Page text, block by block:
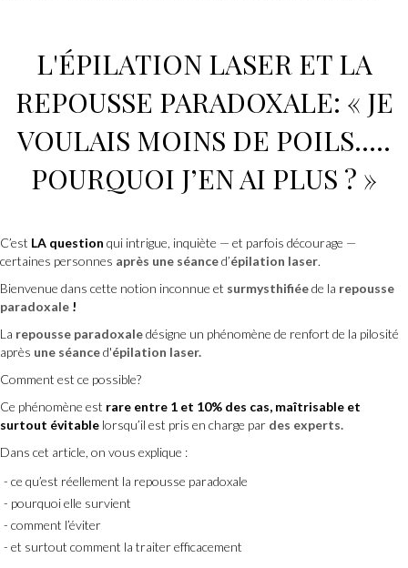
L'ÉPILATION LASERET LA
REPOUSSE PARADOXALE: « JE
VOULAIS MOINS DE POILS.....
POURQUOI J’EN AI PLUS ? »
C’est LA question qui intrigue, inquiète — et parfois décourage —
certaines personnes après une séanced’épilation laser.
Bienvenue dans cette notion inconnue et surmysthifiéede la repousse
paradoxale !
La repousse paradoxaledésigne un phénomène de renfort de la pilosité
après une séanced'épilation laser.
Comment est ce possible?
Ce phénomène est rare entre 1 et 10% des cas, maîtrisable et
surtout évitable lorsqu’il est pris en charge par des experts.
Dans cet article, on vous explique :
ce qu’est réellement la repousse paradoxale
pourquoi elle survient
comment l’éviter
et surtout comment la traiter efficacement